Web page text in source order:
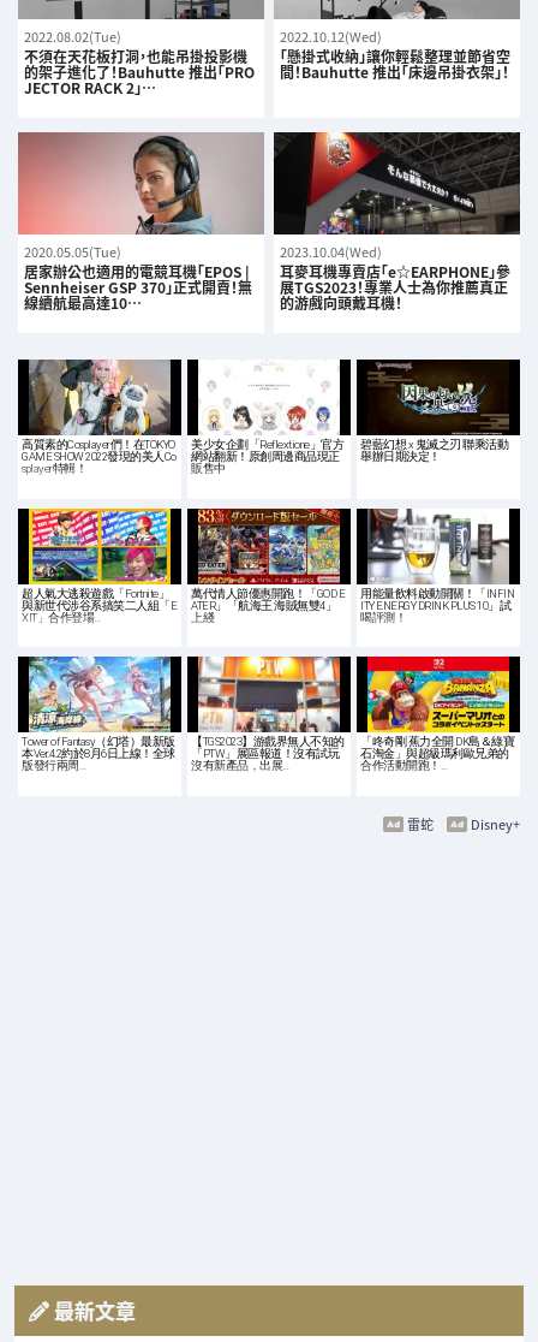
2022.08.02(Tue)
不須在天花板打洞，也能吊掛投影機
的架子進化了！Bauhutte 推出「PRO
JECTOR RACK 2」…
2022.10.12(Wed)
「懸掛式收納」讓你輕鬆整理並節省空
間！Bauhutte 推出「床邊吊掛衣架」！
2020.05.05(Tue)
居家辦公也適用的電競耳機「EPOS |
Sennheiser GSP 370」正式開賣！無
線續航最高達10…
2023.10.04(Wed)
耳麥耳機專賣店「e☆EARPHONE」參
展TGS2023！專業人士為你推薦真正
的游戲向頭戴耳機！
高質素的Cosplayer們！在TOKYO
GAME SHOW 2022發現的美人Co
splayer特輯！
美少女企劃「Reflextione」官方
網站翻新！原創周邊商品現正
販售中
碧藍幻想 x 鬼滅之刃 聯乘活動
舉辦日期決定！
超人氣大逃殺遊戲「Fortnite」
與新世代涉谷系搞笑二人組「E
XIT」合作登場…
萬代情人節優惠開跑！「GOD E
ATER」「航海王 海賊無雙4」
上綫
用能量飲料啟動開關！「INFIN
ITY ENERGY DRINK PLUS 10」試
喝評測！
Tower of Fantasy（幻塔）最新版
本Ver.4.2約於8月6日上線！全球
版發行兩周…
【TGS2023】游戲界無人不知的
「PTW」展區報道！沒有試玩
沒有新產品，出展…
「咚奇剛 蕉力全開 DK島＆綠寶
石淘金」與超級瑪利歐兄弟的
合作活動開跑！…
Disney+
雷蛇
最新文章